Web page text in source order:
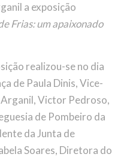
a exposição
Frias: um apaixonado
realizou-se no dia
de Paula Dinis, Vice-
Victor Pedroso,
de Pombeiro da
da Junta de
Soares, Diretora do